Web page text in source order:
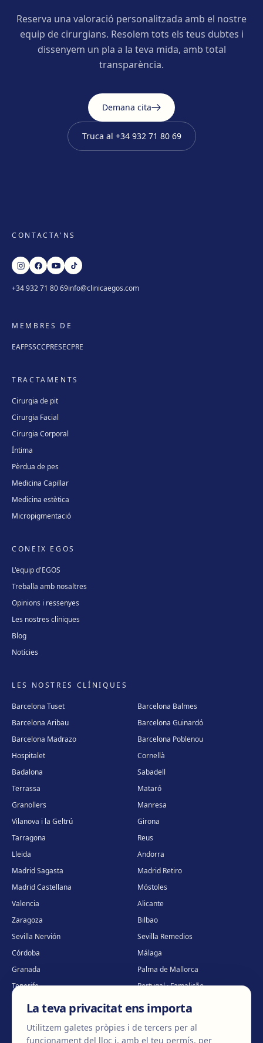
Reserva una valoració personalitzada amb el nostre
equip de cirurgians. Resolem tots els teus dubtes i
dissenyem un pla a la teva mida, amb total
transparència.
Demana cita
Truca al +34 932 71 80 69
CONTACTA'NS
+34 932 71 80 69info@clinicaegos.com
MEMBRES DE
EAFPSSCCPRESECPRE
TRACTAMENTS
Cirurgia de pit
Cirurgia Facial
Cirurgia Corporal
Íntima
Pèrdua de pes
Medicina Capil·lar
Medicina estètica
Micropigmentació
CONEIX EGOS
L'equip d'EGOS
Treballa amb nosaltres
Opinions i ressenyes
Les nostres clíniques
Blog
Notícies
LES NOSTRES CLÍNIQUES
Barcelona Tuset
Barcelona Balmes
Barcelona Aribau
Barcelona Guinardó
Barcelona Madrazo
Barcelona Poblenou
Hospitalet
Cornellà
Badalona
Sabadell
Terrassa
Mataró
Granollers
Manresa
Vilanova i la Geltrú
Girona
Tarragona
Reus
Lleida
Andorra
Madrid Sagasta
Madrid Retiro
Madrid Castellana
Móstoles
Valencia
Alicante
Zaragoza
Bilbao
Sevilla Nervión
Sevilla Remedios
Córdoba
Málaga
Granada
Palma de Mallorca
Tenerife
Portugal · Famalicão
Portugal · Guimarães
Clínica virtual *
La teva privacitat ens importa
Utilitzem galetes pròpies i de tercers per al
funcionament del lloc i, amb el teu permís, per